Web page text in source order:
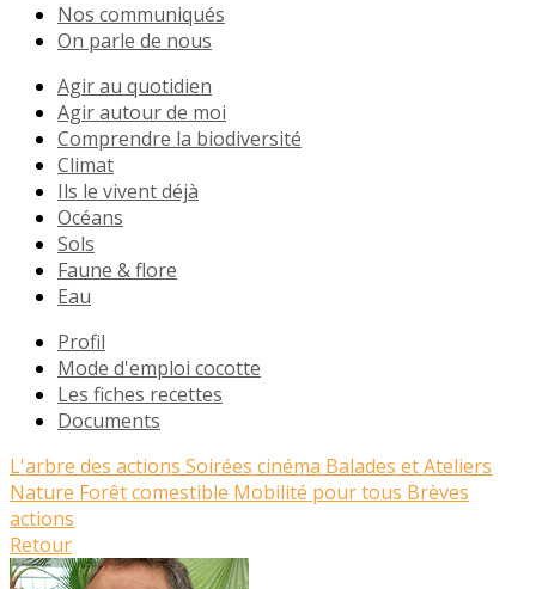
Nos communiqués
On parle de nous
Agir au quotidien
Agir autour de moi
Comprendre la biodiversité
Climat
Ils le vivent déjà
Océans
Sols
Faune & flore
Eau
Profil
Mode d'emploi cocotte
Les fiches recettes
Documents
L'arbre des actions Soirées cinéma Balades et Ateliers
Nature Forêt comestible Mobilité pour tous Brèves
actions
Retour